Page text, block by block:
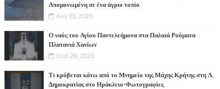
Απομονωμένη σε ένα άγριο τοπίο
Αυγ 03, 2026
Ο ναός του Αγίου Παντελεήμονα στα Παλαιά Ρούματα
Πλατανιά Χανίων
Ιουλ 29, 2026
Τι κρύβεται κάτω από το Μνημείο της Μάχης Κρήτης στη Λ.
Δημοκρατίας στο Ηράκλειο-Φωτογραφίες